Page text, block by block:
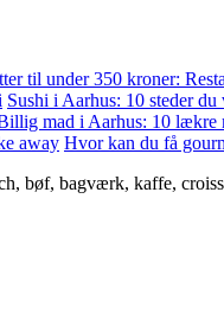
til under 350 kroner:
Sushi i Aarhus: 10 steder
mad i Aarhus: 10 lækre
Hvor kan du få
bøf, bagværk, kaffe,